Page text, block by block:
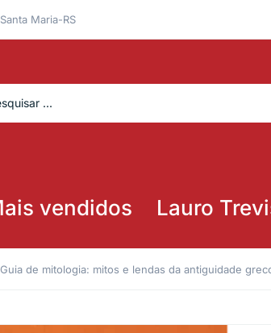
Maria-RS
vendidos Lauro
de mitologia: mitos e lendas da antiguidade